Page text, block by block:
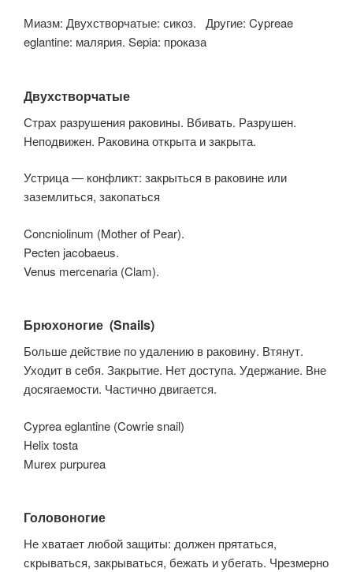
Миазм: Двухстворчатые: сикоз. Другие: Cypreae
eglantine: малярия. Sepia: проказа
Двухстворчатые
Страх разрушения раковины. Вбивать. Разрушен.
Неподвижен. Раковина открыта и закрыта.
Устрица — конфликт: закрыться в раковине или
заземлиться, закопаться
Concniolinum (Mother of Pear).
Pecten jacobaeus.
Venus mercenaria (Clam).
Брюхоногие (Snails)
Больше действие по удалению в раковину. Втянут.
Уходит в себя. Закрытие. Нет доступа. Удержание. Вне
досягаемости. Частично двигается.
Cyprea eglantine (Cowrie snail)
Helix tosta
Murex purpurea
Головоногие
Не хватает любой защиты: должен прятаться,
скрываться, закрываться, бежать и убегать. Чрезмерно